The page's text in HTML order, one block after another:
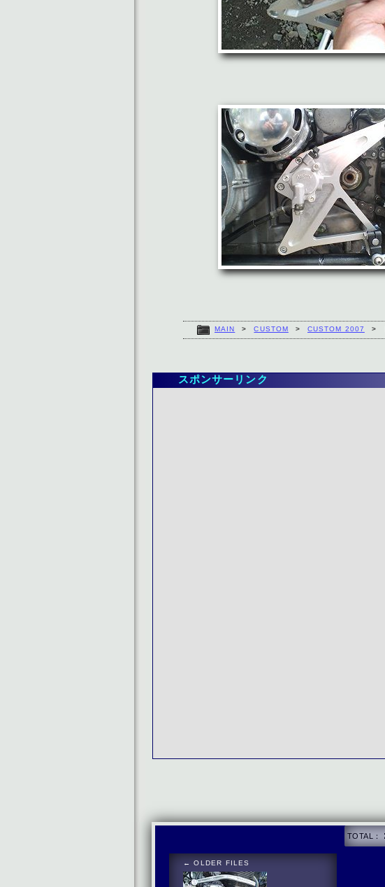
MAIN > CUSTOM > CUSTOM 2007 >
スポンサーリンク
TOTAL：
← OLDER FILES